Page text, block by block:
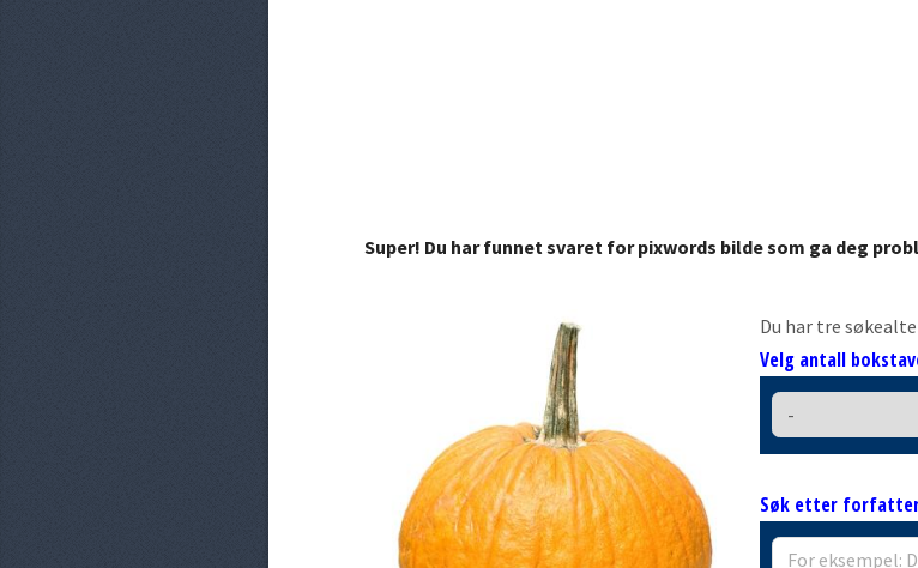
Super! Du har funnet svaret for pixwords bilde som ga deg
Du har tre
Velg antall
Søk etter